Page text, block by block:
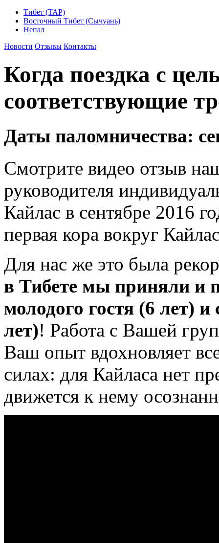
Тибет (ТАР)
Восточный Тибет (Сычуань)
Непал
Новости Отзывы Контакты
Когда поездка с
соответствующие
Даты паломничества:
Смотрите видео отзыв
руководителя
Кайлас в сентябре 2016
первая кора вокруг
Для нас же это была
в Тибете мы приняли и
молодого гостя (6 лет) и
лет)! Работа с Вашей
Ваш опыт вдохновляет
силах: для Кайласа нет
движется к нему